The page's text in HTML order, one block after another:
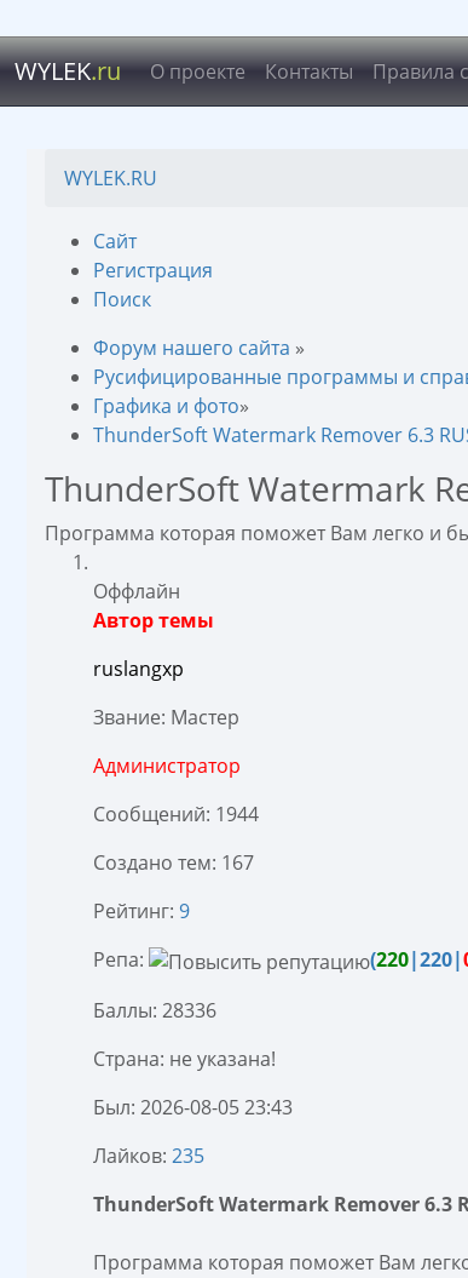
WYLEK.ru О проекте Контакты Правила
WYLEK.RU
Сайт
Регистрация
Поиск
Форум нашего сайта »
Русифицированные программы и
Графика и фото»
ThunderSoft Watermark Remover 6.3
ThunderSoft Watermark
Программа которая поможет Вам легко и
Оффлайн
Автор темы
ruslangxp
Звание: Мастер
Администратор
Сообщений: 1944
Создано тем: 167
Рейтинг: 9
Репа:
(220|220|
Баллы: 28336
Страна: не указана!
Был: 2026-08-05 23:43
Лайков: 235
ThunderSoft Watermark Remover 6.3
Программа которая поможет Вам